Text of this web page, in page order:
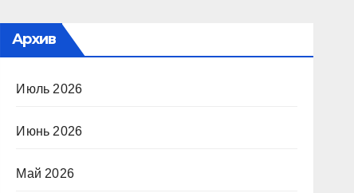
Архив
Июль 2026
Июнь 2026
Май 2026